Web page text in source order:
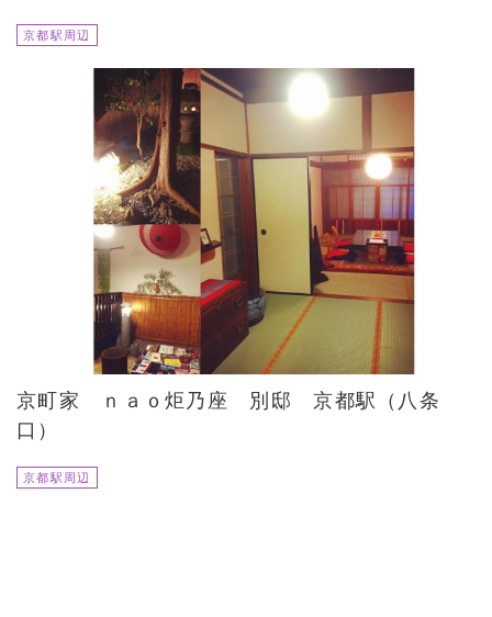
京都駅周辺
京町家 ｎａｏ炬乃座 別邸 京都駅（八条
口）
京都駅周辺